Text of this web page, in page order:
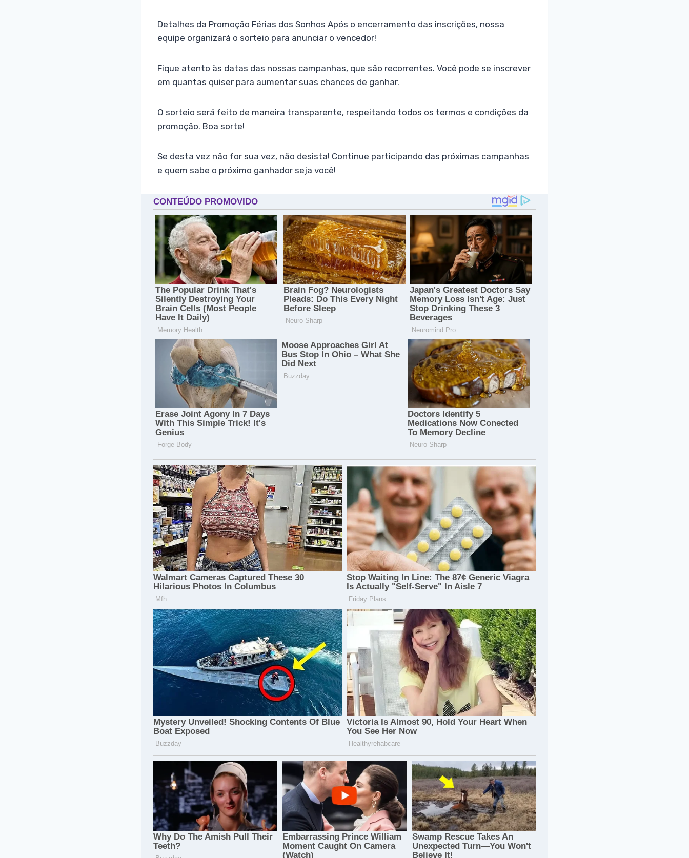
Detalhes da Promoção Férias dos Sonhos Após o encerramento das inscrições, nossa
equipe organizará o sorteio para anunciar o vencedor!
Fique atento às datas das nossas campanhas, que são recorrentes. Você pode se inscrever
em quantas quiser para aumentar suas chances de ganhar.
O sorteio será feito de maneira transparente, respeitando todos os termos e condições da
promoção. Boa sorte!
Se desta vez não for sua vez, não desista! Continue participando das próximas campanhas
e quem sabe o próximo ganhador seja você!